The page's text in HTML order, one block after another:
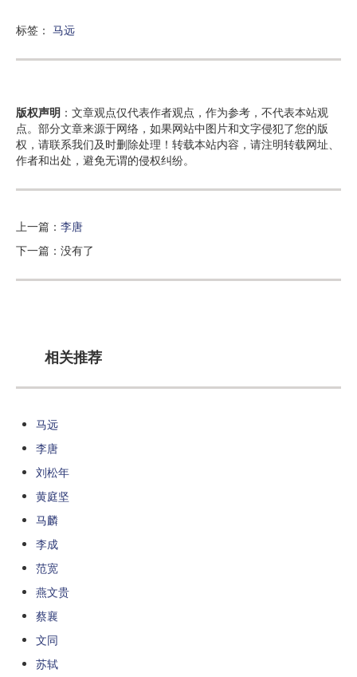
标签： 马远
版权声明 ：文章观点仅代表作者观点，作为参考，不代表本站观
点。部分文章来源于网络，如果网站中图片和文字侵犯了您的版
权，请联系我们及时删除处理！转载本站内容，请注明转载网址、
作者和出处，避免无谓的侵权纠纷。
上一篇： 李唐
下一篇：没有了
相关推荐
马远
李唐
刘松年
黄庭坚
马麟
李成
范宽
燕文贵
蔡襄
文同
苏轼